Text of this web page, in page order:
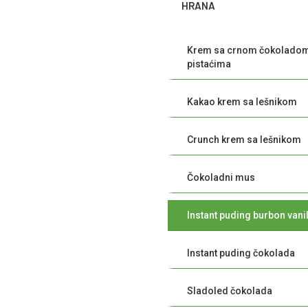
HRANA
Krem sa crnom
pistaćima
Kakao krem sa lešnikom
Crunch krem sa lešnikom
Čokoladni mus
Instant puding burbon
Instant puding čokolada
Sladoled čokolada